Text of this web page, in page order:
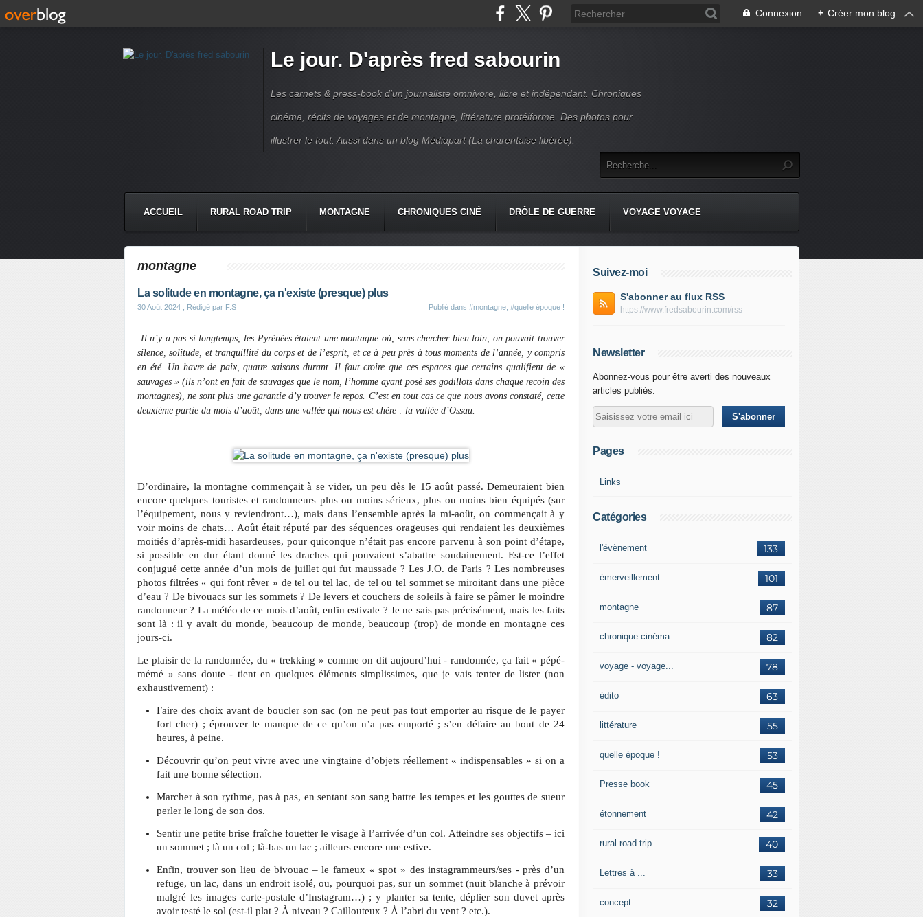
Connexion + Créer mon blog
Le jour. D'après fred sabourin
Les carnets & press-book d'un journaliste omnivore, libre et indépendant. Chroniques
cinéma, récits de voyages et de montagne, littérature protéiforme. Des photos pour
illustrer le tout. Aussi dans un blog Médiapart (La charentaise libérée).
ACCUEIL RURAL ROAD TRIP MONTAGNE CHRONIQUES CINÉ DRÔLE DE GUERRE VOYAGE VOYAGE
montagne
La solitude en montagne, ça n'existe (presque) plus
30 Août 2024 , Rédigé par F.S Publié dans #montagne #quelle époque !
Il n’y a pas si longtemps, les Pyrénées étaient une montagne où, sans chercher bien loin, on pouvait trouver
silence, solitude, et tranquillité du corps et de l’esprit, et ce à peu près à tous moments de l’année, y compris
en été. Un havre de paix, quatre saisons durant. Il faut croire que ces espaces que certains qualifient de «
sauvages » (ils n’ont en fait de sauvages que le nom, l’homme ayant posé ses godillots dans chaque recoin des
montagnes), ne sont plus une garantie d’y trouver le repos. C’est en tout cas ce que nous avons constaté, cette
deuxième partie du mois d’août, dans une vallée qui nous est chère : la vallée d’Ossau.
D’ordinaire, la montagne commençait à se vider, un peu dès le 15 août passé. Demeuraient bien
encore quelques touristes et randonneurs plus ou moins sérieux, plus ou moins bien équipés (sur
l’équipement, nous y reviendront…), mais dans l’ensemble après la mi-août, on commençait à y
voir moins de chats… Août était réputé par des séquences orageuses qui rendaient les deuxièmes
moitiés d’après-midi hasardeuses, pour quiconque n’était pas encore parvenu à son point d’étape,
si possible en dur étant donné les draches qui pouvaient s’abattre soudainement. Est-ce l’effet
conjugué cette année d’un mois de juillet qui fut maussade ? Les J.O. de Paris ? Les nombreuses
photos filtrées « qui font rêver » de tel ou tel lac, de tel ou tel sommet se miroitant dans une pièce
d’eau ? De bivouacs sur les sommets ? De levers et couchers de soleils à faire se pâmer le moindre
randonneur ? La météo de ce mois d’août, enfin estivale ? Je ne sais pas précisément, mais les faits
sont là : il y avait du monde, beaucoup de monde, beaucoup (trop) de monde en montagne ces
jours-ci.
Le plaisir de la randonnée, du « trekking » comme on dit aujourd’hui - randonnée, ça fait « pépé-
mémé » sans doute - tient en quelques éléments simplissimes, que je vais tenter de lister (non
exhaustivement) :
Faire des choix avant de boucler son sac (on ne peut pas tout emporter au risque de le payer
fort cher) ; éprouver le manque de ce qu’on n’a pas emporté ; s’en défaire au bout de 24
heures, à peine.
Découvrir qu’on peut vivre avec une vingtaine d’objets réellement « indispensables » si on a
fait une bonne sélection.
Marcher à son rythme, pas à pas, en sentant son sang battre les tempes et les gouttes de sueur
perler le long de son dos.
Sentir une petite brise fraîche fouetter le visage à l’arrivée d’un col. Atteindre ses objectifs – ici
un sommet ; là un col ; là-bas un lac ; ailleurs encore une estive.
Enfin, trouver son lieu de bivouac – le fameux « spot » des instagrammeurs/ses - près d’un
refuge, un lac, dans un endroit isolé, ou, pourquoi pas, sur un sommet (nuit blanche à prévoir
malgré les images carte-postale d’Instagram…) ; y planter sa tente, déplier son duvet après
avoir testé le sol (est-il plat ? À niveau ? Caillouteux ? À l’abri du vent ? etc.).
Suivez-moi
S'abonner au flux RSS
https://www.fredsabourin.com/rss
Newsletter
Abonnez-vous pour être averti des nouveaux
articles publiés.
Pages
Links
Catégories
133
l'évènement
101
émerveillement
87
montagne
82
chronique cinéma
78
voyage - voyage...
63
édito
55
littérature
53
quelle époque !
45
Presse book
42
étonnement
40
rural road trip
33
Lettres à ...
32
concept